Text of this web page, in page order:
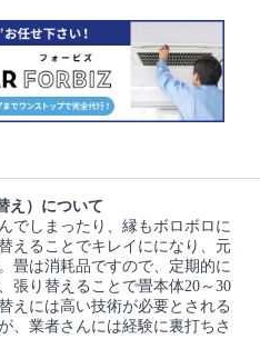
え）について
でしまったり、縁もボロボロに
えることでキレイにになり、元
畳は消耗品ですので、定期的に
張り替えることで畳本体20～30
えには高い技術が必要とされる
、業者さんには経験に裏打ちさ